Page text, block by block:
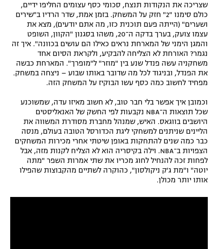
הצטרפות לחבילת הערוצים
לוח דרושים – ג'ובנט
תגיות
המגזין
שצריכה את הנקודות תנצח, סכומי כסף עצומים החליפו ידיים,
כולם סימנו "2" חזק על המשחק. בזמן אמת, שדר הרדיו ב"שירים
ושערים" (הייתה פעם תוכנית כזו, מה אתם יודעים), מצא את
עצמו צועק, בערך בדקה ה־20, משהו בסגנון "הקוון, השופט
והמגן הימני של המארחת נראים כאילו הם עושים בכוונה". איך זה
נגמר? האורחת לא הצליחה להבקיע, ולקראת הסיום אחד
משחקניה עשה פנדל שנע בין "מוזר" ל"מופרך". המארחת כבשה
את הפנדל, ובניגוד לכל מה שדובר באותו שבוע – ניצחה במשחק.
מפחיד לחשוב כמה כסף עשו הבוקיז על המשחק הזה.
וכמובן איך אפשר בלי חבר טוב, לא חשוב מאיזו עדה, שמשוכנע
שכל תוצאות ה־NBA נקבעות לפי החשק של האנאליסטים
היושבים בווגאס. האיש, שמנהל מחברת מסודרת המשווה את
הליינים שניתנים למשחקי ליגת הכדורסל הטובה בעולם, מנסה
כבר כמה שנים להתחקות באופן שיטתי אחרי מכירות המשחקים
הצפויות ב־NBA. וילה בקיסריה הוא לא הצליח לקנות מזה, אבל
לפחות זכה להנחיל לחוג מכריו את שתי אמרות השפר "מתה
יוטה" ו"מת ג'ק ניקולסון", כהוקרה לשתיים מהקבוצות שהפילו
אותו יותר מכולן.